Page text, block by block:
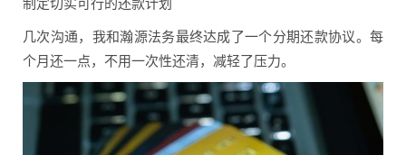
几次沟通，我和瀚源法务最终达成了一个分期还款协议。每
个月还一点，不用一次性还清，减轻了压力。